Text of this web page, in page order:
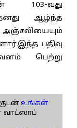
103-வது
தனது ஆழ்ந்த
பதிவு
பெற்று
உங்கள்
வாட்ஸாப்